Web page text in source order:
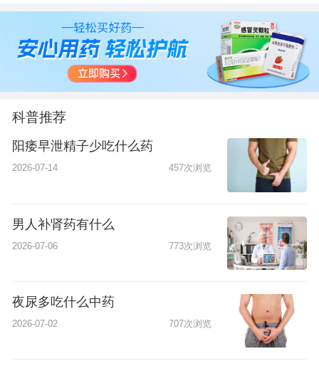
科普推荐
阳痿早泄精子少吃什么药
2026-07-14 457次浏览
男人补肾药有什么
2026-07-06 773次浏览
夜尿多吃什么中药
2026-07-02 707次浏览